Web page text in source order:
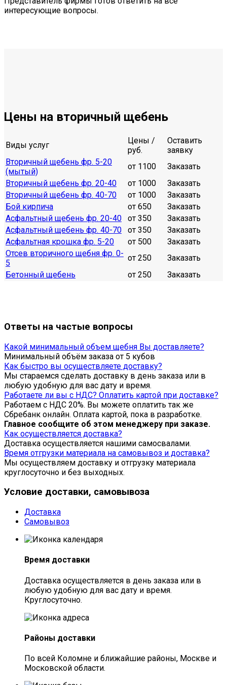
интересующие вопросы.
Цены на вторичный щебень
Виды услуг
Цены /
руб.
Оставить
заявку
Вторичный щебень фр. 5-20
(мытый)
от 1100
Заказать
Вторичный щебень фр. 20-40
от 1000
Заказать
Вторичный щебень фр. 40-70
от 1000
Заказать
Бой кирпича
от 650
Заказать
Асфальтный щебень фр. 20-40
от 350
Заказать
Асфальтный щебень фр. 40-70
от 350
Заказать
Асфальтная крошка фр. 5-20
от 500
Заказать
Отсев вторичного щебня фр. 0-
5
от 250
Заказать
Бетонный щебень
от 250 Заказать
Ответы на частые вопросы
Какой минимальный объем щебня Вы доставляете?
Минимальный объём заказа от 5 кубов
Как быстро вы осуществляете доставку?
Мы стараемся сделать доставку в день заказа или в
любую удобную для вас дату и время.
Работаете ли вы с НДС? Оплатить картой при доставке?
Работаем с НДС 20%. Вы можете оплатить так же
Сбребанк онлайн. Оплата картой, пока в разработке.
Главное сообщите об этом менеджеру при заказе.
Как осуществляется доставка?
Доставка осуществляется нашими самосвалами.
Время отгрузки материала на самовывоз и доставка?
Мы осуществляем доставку и отгрузку материала
круглосуточно и без выходных.
Условие доставки, самовывоза
Доставка
Самовывоз
Время доставки
Доставка осуществляется в день заказа или в
любую удобную для вас дату и время.
Круглосуточно.
Районы доставки
По всей Коломне и ближайшие районы, Москве и
Московской области.